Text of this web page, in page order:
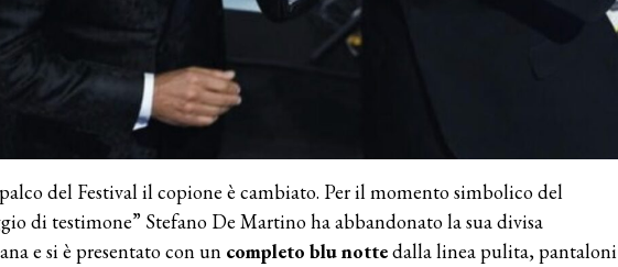
del Festival il copione è cambiato. Per il momento simbolico del
di testimone” Stefano De Martino ha abbandonato la sua divisa
e si è presentato con un completo blu nottedalla linea pulita, pantaloni